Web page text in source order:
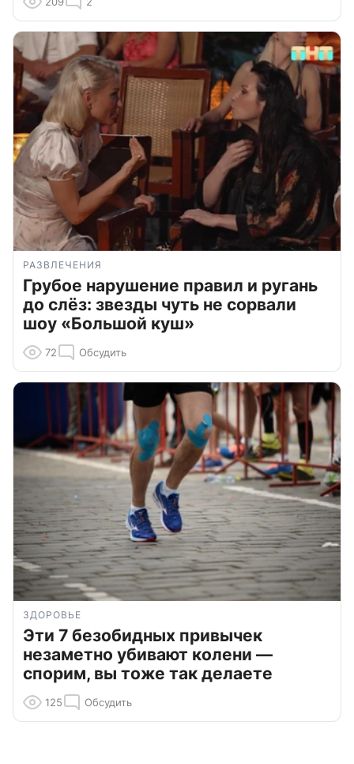
РАЗВЛЕЧЕНИЯ
Грубое нарушение правил и ругань
до слёз: звезды чуть не сорвали
шоу «Большой куш»
72 Обсудить
ЗДОРОВЬЕ
Эти 7 безобидных привычек
незаметно убивают колени —
спорим, вы тоже так делаете
125 Обсудить